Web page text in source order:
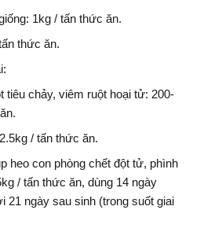
1kg / tấn thức ăn.
thức ăn.
tiêu chảy, viêm ruột hoại tử: 200-
/ tấn thức ăn.
heo con phòng chết đột tử, phình
/ tấn thức ăn, dùng 14 ngày
21 ngày sau sinh (trong suốt giai